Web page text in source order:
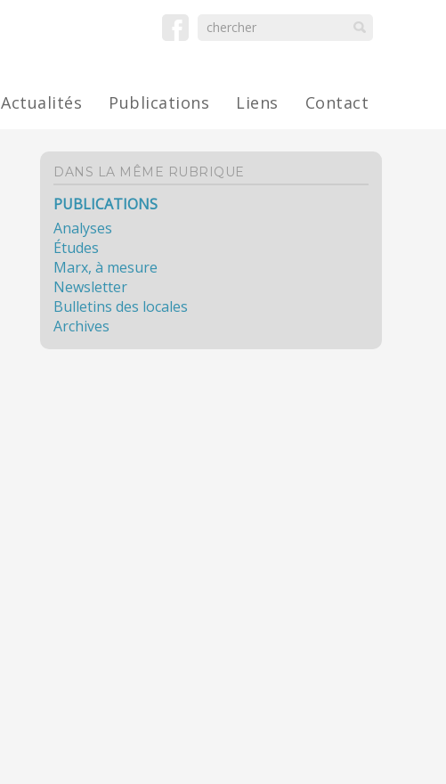
Actualités Publications Liens Contact
DANS LA MÊME RUBRIQUE
PUBLICATIONS
Analyses
Études
Marx, à mesure
Newsletter
Bulletins des locales
Archives